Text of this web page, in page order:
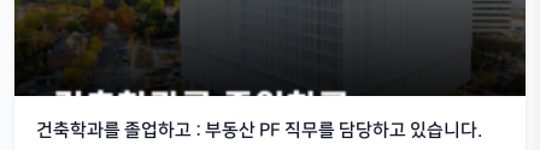
2023 부산국제건축제, 전시기획에서 운영까지
2024-01-24
Read More